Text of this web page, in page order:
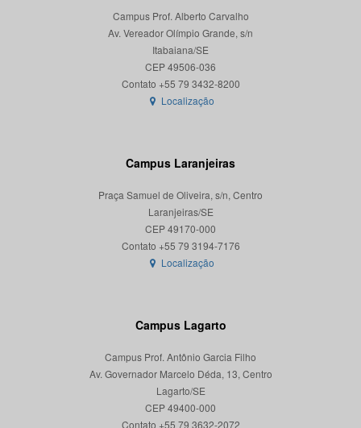
Campus Prof. Alberto Carvalho
Av. Vereador Olímpio Grande, s/n
Itabaiana/SE
CEP 49506-036
Localização
Campus Laranjeiras
Praça Samuel de Oliveira, s/n, Centro
Laranjeiras/SE
CEP 49170-000
Localização
Campus Lagarto
Campus Prof. Antônio Garcia Filho
Av. Governador Marcelo Déda, 13, Centro
Lagarto/SE
CEP 49400-000